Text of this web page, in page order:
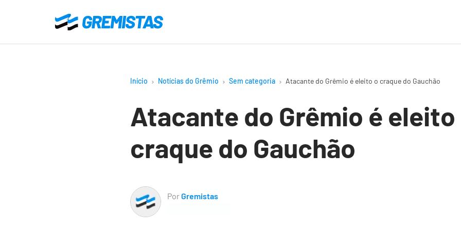
o
Gremistas
Início Notícias do Grêmio Sem categoria Atacante do Grêmio é eleito o craque do Gauchão
Atacante do Grêmio é eleito
craque do Gauchão
PorGremistas